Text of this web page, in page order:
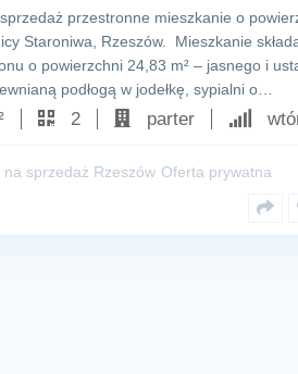
przestronne mieszkanie o
Staroniwa, Rzeszów. Mieszkanie
o powierzchni 24,83 m² – jasnego i
podłogą w jodełkę, sypialni o…
2 parter
na sprzedaż Rzeszów Oferta prywatna